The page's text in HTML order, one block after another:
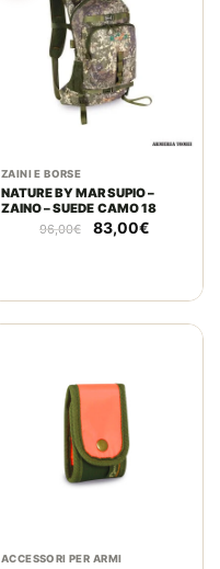
ZAINI E BORSE
NATURE BY MARSUPIO –
ZAINO – SUEDE CAMO 18
96,00€
Il
prezzo
83,00€
83,00€.
ACCESSORI PER ARMI